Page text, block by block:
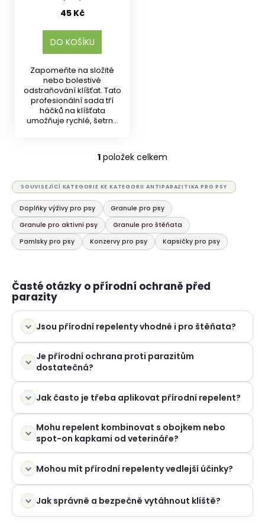
45 Kč
DO KOŠÍKU
Zapomeňte na složité
nebo bolestivé
odstraňování klíšťat. Tato
profesionální sada tří
háčků na klíšťata
umožňuje rychlé, šetrné
O
l
á
d
a
c
í
r
v
k
v
ý
p
s
u
1 položek celkem
SOUVISEJÍCÍ KATEGORIE KE KATEGORII ANTIPARAZITIKA PRO PSY
Doplňky výživy pro psy
Granule pro psy
Granule pro aktivní psy
Granule pro štěňata
Pamlsky pro psy
Konzervy pro psy Kapsičky pro psy
Časté otázky o přírodní ochraně před
parazity
Jsou přírodní repelenty vhodné i pro štěňata?
Je přírodní ochrana proti parazitům
dostatečná?
Jak často je třeba aplikovat přírodní repelent?
Mohu repelent kombinovat s obojkem nebo
spot-on kapkami od veterináře?
Mohou mít přírodní repelenty vedlejší účinky?
Jak správně a bezpečně vytáhnout klíště?